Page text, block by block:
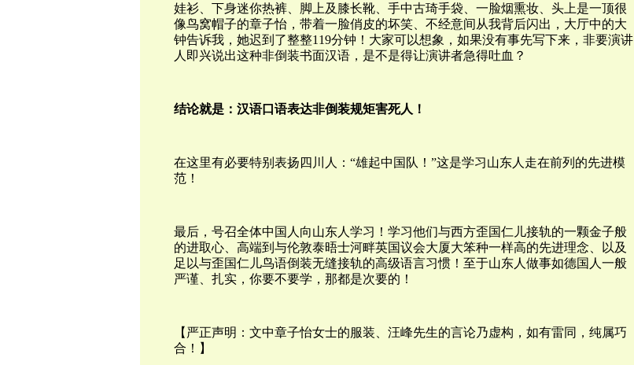
娃衫、下身迷你热裤、脚上及膝长靴、手中古琦手袋、一脸烟熏妆、头上是一顶很
像鸟窝帽子的章子怡，带着一脸俏皮的坏笑、不经意间从我背后闪出，大厅中的大
钟告诉我，她迟到了整整119分钟！ 大家可以想象，如果没有事先写下来，非要演讲
人即兴说出这种非倒装书面汉语，是不是得让演讲者急得吐血？
结论就是：汉语口语表达非倒装规矩害死人！
在这里有必要特别表扬四川人：“雄起中国队！”这是学习山东人走在前列的先进模
范！
最后，号召全体中国人向山东人学习！学习他们与西方歪国仁儿接轨的一颗金子般
的进取心、高端到与伦敦泰晤士河畔英国议会大厦大笨种一样高的先进理念、以及
足以与歪国仁儿鸟语倒装无缝接轨的高级语言习惯！至于山东人做事如德国人一般
严谨、扎实，你要不要学，那都是次要的！
【严正声明：文中章子怡女士的服装、汪峰先生的言论乃虚构，如有雷同，纯属巧
合！】